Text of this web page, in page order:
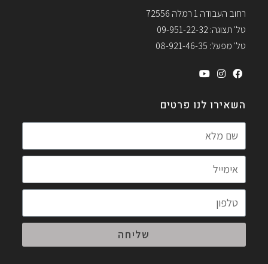
רחוב העבודה 1 רמלה 72556
טל' תצוגה: 09-951-22-32
טל' מפעל: 08-921-46-35
השאירו לנו פרטים
שליחה